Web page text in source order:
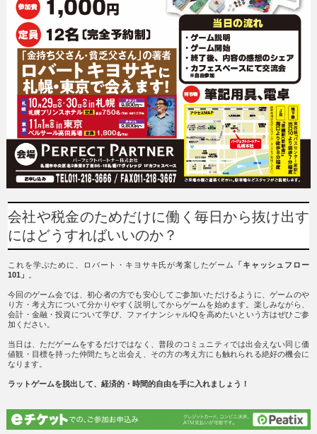
会社や税金のためだけに働く毎日から抜け出す
にはどうすればいいのか？
これを学ぶために、ロバート・キヨサキ氏が考案したゲーム
「キャッシュフロー
101」
今回のゲーム会では、初心者の方でも安心してご参加いただけるように、ゲームのや
り方・考え方について分かりやすく説明してからゲームを始めます。楽しみながら、
会計・金融・投資について学び、ファイナンシャルIQを高めたいという方はぜひご参
加ください。
当日は、ただゲームをするだけではなく、普段のコミュニティでは出会えない同じ価
値観・目標を持った仲間たちと出会え、その方の考え方にも触れられる絶好の機会に
なります。
ラットゲームを脱出して、経済的・時間的自由を手に入れましょう！